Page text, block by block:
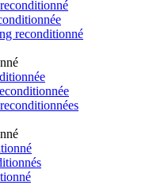
reconditionné